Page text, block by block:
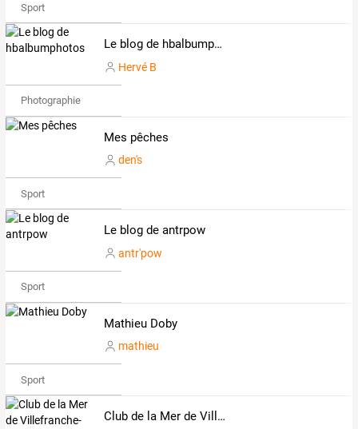
Sport
Le blog de hbalbumphotos
Hervé B
Photographie
Mes pêches
den's
Sport
Le blog de antrpow
antr'pow
Sport
Mathieu Doby
mathieu
Sport
Club de la Mer de Villefranche-sur-Mer